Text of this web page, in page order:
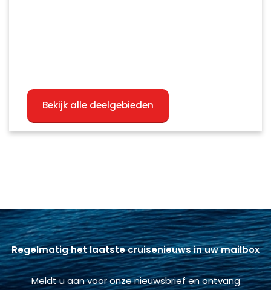
Bekijk alle deelgebieden
Regelmatig het laatste cruisenieuws in uw mailbox
Meldt u aan voor onze nieuwsbrief en ontvang